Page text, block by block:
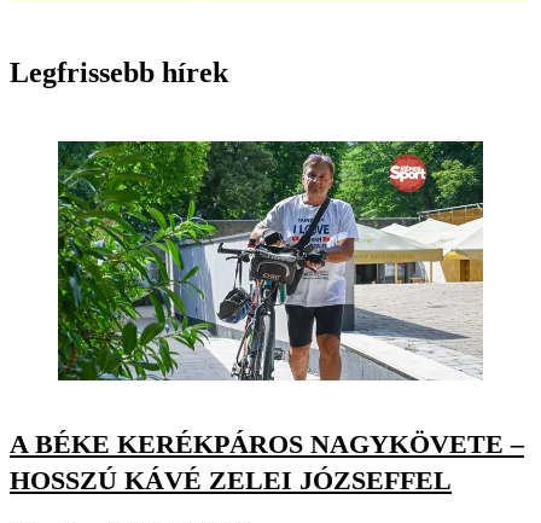
Legfrissebb hírek
A BÉKE KERÉKPÁROS NAGYKÖVETE –
HOSSZÚ KÁVÉ ZELEI JÓZSEFFEL